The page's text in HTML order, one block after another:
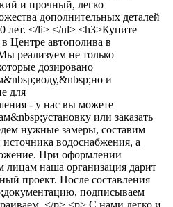
и прочный, легко
дополнительных деталей
лет. </li> </ul> <h3>Купите
Центре автополива в
реализуем не только
дозировано
и
для
- у нас вы можете
или заказать
нужные замеры, составим
водоснабжения, а
При оформлении
лицам наша организация дарит
проект. После составления
подписываем
</p> <p> С нами легко и